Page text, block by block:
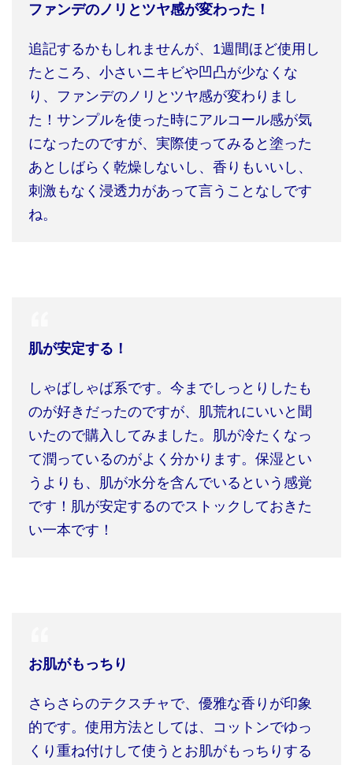
ファンデのノリとツヤ感が変わった！
追記するかもしれませんが、 1週間ほど使用し
たところ、小さいニキビや凹凸が少なくな
り、ファンデのノリとツヤ感が変わりまし
た！サンプルを使った時にアルコール感が気
になったのですが、実際使ってみると塗った
あとしばらく乾燥しないし、香りもいいし、
刺激もなく浸透力があって言うことなしです
ね。
肌が安定する！
しゃばしゃば系です。今までしっとりしたも
のが好きだったのですが、肌荒れにいいと聞
いたので購入してみました。肌が冷たくなっ
て潤っているのがよく分かります。保湿とい
うよりも、肌が水分を含んでいるという感覚
です！肌が安定するのでストックしておきた
い一本です！
お肌がもっちり
さらさらのテクスチャで、優雅な香りが印象
的です。使用方法としては、コットンでゆっ
くり重ね付けして使うとお肌がもっちりする